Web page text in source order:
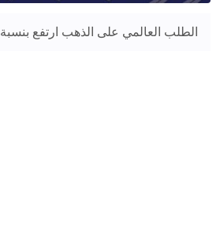
الطلب العالمي على الذهب ارتفع بنسبة 18 بالمئة في 2022